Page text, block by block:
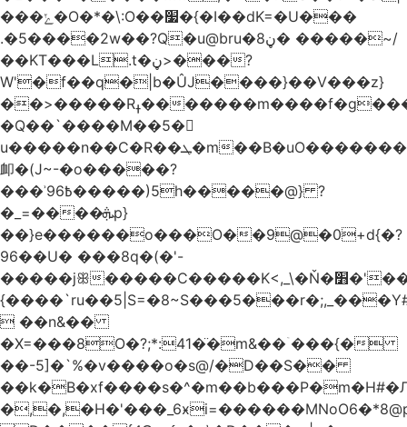
���ݺ�O�*�\:O��׷�{�I��dK=�U���
.�5����2w��?Q�u@bru�8ڼ� �����~/
��KT���L.t�ڼ>���?
W'�f��q�|b�ÛJ����}��V���z}
��>�����Rߪ�������m����f�g����p=Tn��f��~���9V�������ϛ�q����?
�Q��`����M��5�𳲻
u�����n��C�R��ܛ�m��B�uO�������S
卹�(J~-�o�����?
���ʾ9߿6�����)5h�����@} ?
�_=����ܞp}
��}e������o���O��9@�0+d{�?
96��U� ���8q�(�'-
�����jꕥ�����C�����K<,_\�Ň�׻�'�����W�S����a>�9;�~��#
 ��n&��
�X=���8O�?;*:41�̈�m&��ۤ���{�
��-5]�`%�v����o�s@/�D��S��
�,�,�H�'���_6ӿi=